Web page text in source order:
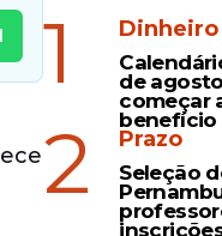
1 Dinheiro
de
começar
benefício
2 Prazo
Seleção